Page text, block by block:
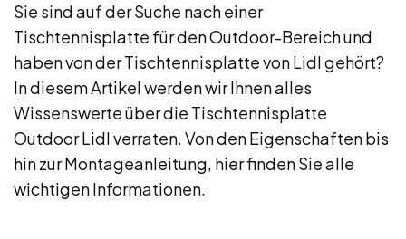
Sie sind auf der Suche nach einer
Tischtennisplatte für den Outdoor-Bereich und
haben von der Tischtennisplatte von Lidl gehört?
In diesem Artikel werden wir Ihnen alles
Wissenswerte über die Tischtennisplatte
Outdoor Lidl verraten. Von den Eigenschaften bis
hin zur Montageanleitung, hier finden Sie alle
wichtigen Informationen.